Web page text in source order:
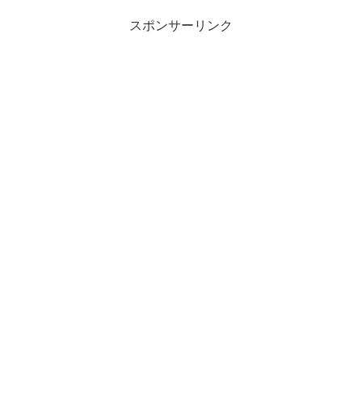
リしてくださいね。
スポンサーリンク